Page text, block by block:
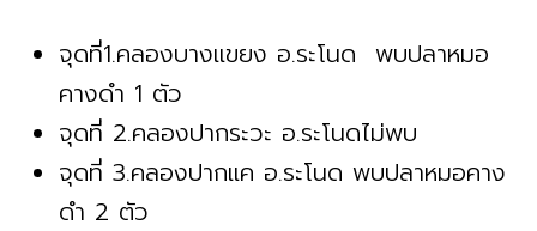
จุดที่1.คลองบางแขยง อ.ระโนด พบปลาหมอ
คางดำ 1 ตัว
จุดที่ 2.คลองปากระวะ อ.ระโนดไม่พบ
จุดที่ 3.คลองปากแค อ.ระโนด พบปลาหมอคาง
ดำ 2 ตัว